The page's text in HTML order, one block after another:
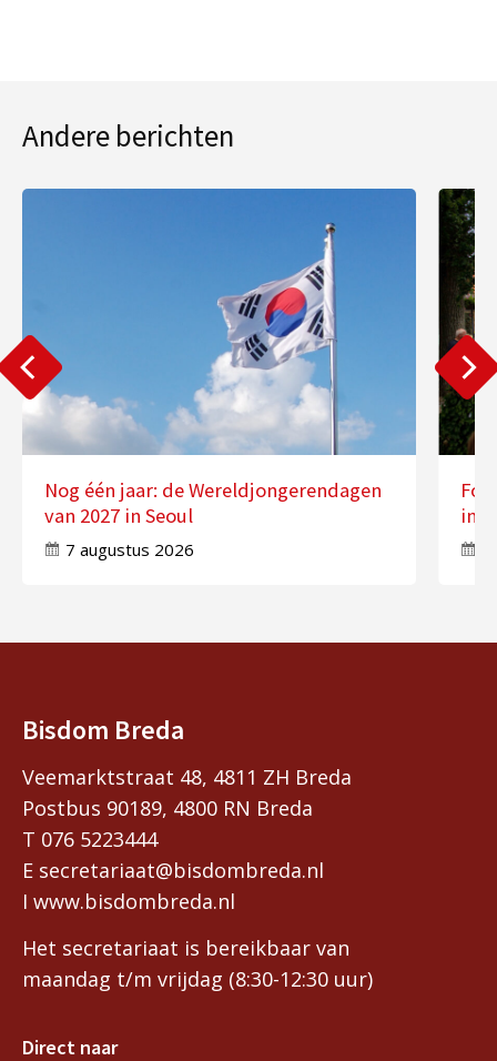
Andere berichten
Nog één jaar: de Wereldjongerendagen
van 2027 in Seoul
7 augustus 2026
in
Bisdom Breda
Veemarktstraat 48, 4811 ZH Breda
Postbus 90189, 4800 RN Breda
T 076 5223444
E secretariaat@bisdombreda.nl
I www.bisdombreda.nl
Het secretariaat is bereikbaar van
maandag t/m vrijdag (8:30-12:30 uur)
Direct naar